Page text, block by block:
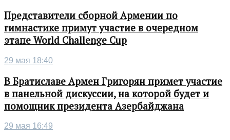
Представители сборной Армении по
гимнастике примут участие в очередном
этапе World Challenge Cup
29 мая 18:40
В Братиславе Армен Григорян примет участие
в панельной дискуссии, на которой будет и
помощник президента Азербайджана
29 мая 16:49